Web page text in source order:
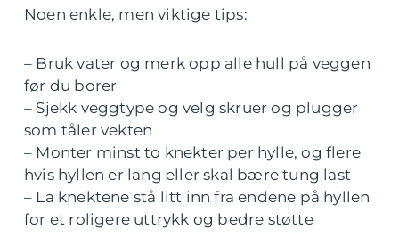
Noen enkle, men viktige tips:
– Bruk vater og merk opp alle hull på veggen
før du borer
– Sjekk veggtype og velg skruer og plugger
som tåler vekten
– Monter minst to knekter per hylle, og flere
hvis hyllen er lang eller skal bære tung last
– La knektene stå litt inn fra endene på hyllen
for et roligere uttrykk og bedre støtte